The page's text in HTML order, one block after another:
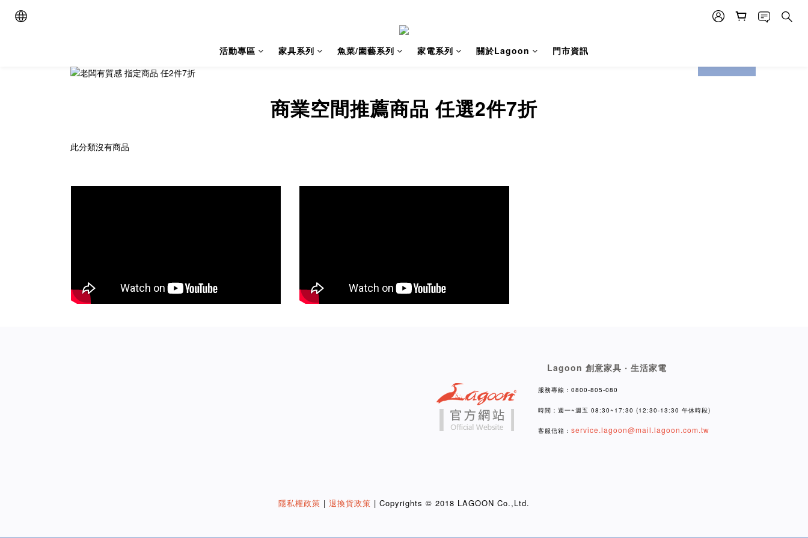
活動專區 家具系列 魚菜/園藝系列 家電系列 關於Lagoon 門市資訊
商業空間推薦商品 任選2件7折
此分類沒有商品
Lagoon 創意家具 ‧ 生活家電
服務專線：0800-805-080
時間：週一~週五 08:30~17:30 (12:30-13:30 午休時段)
客服信箱： service.lagoon@mail.lagoon.com.tw
隱私權政策 | 退換貨政策 | Copyrights © 2018 LAGOON Co.,Ltd.